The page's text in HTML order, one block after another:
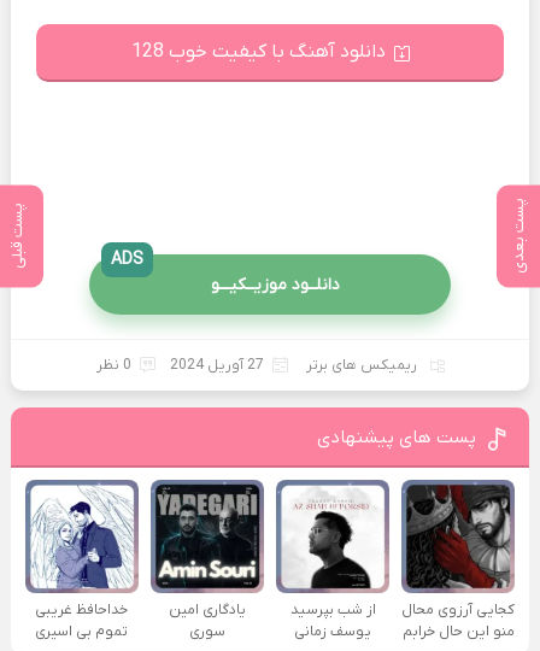
پست بعدی پست قبلی
دانلود آهنگ با کیفیت خوب 128
دانلــود موزیــکیـــو
ADS
ریمیکس های برتر 27 آوریل 2024 0 نظر
پست های پیشنهادی
کجایی آرزوی محال
منو این حال خرابم
از شب بپرسید
یوسف زمانی
یادگاری امین
سوری
خداحافظ غریبی
تموم بی اسیری